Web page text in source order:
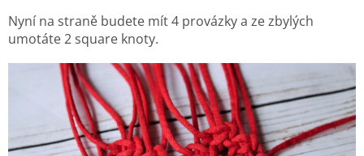
Nyní na straně budete mít 4 provázky a ze zbylých
umotáte 2 square knoty.